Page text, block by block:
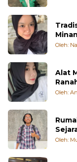
Oleh:
Alat
Oleh:
Oleh: